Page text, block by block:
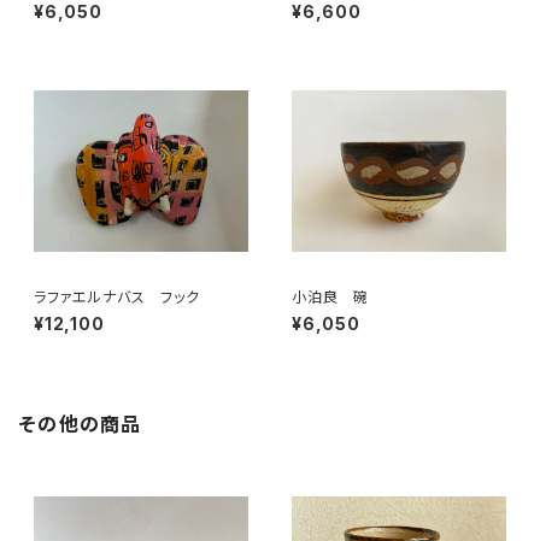
¥6,050 ¥6,600
ラファエルナバス フック
¥12,100
小泊良 碗
¥6,050
その他の商品